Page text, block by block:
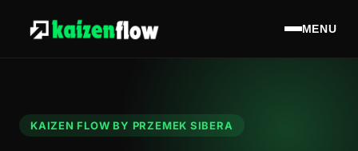
MENU
KAIZEN FLOW BY PRZEMEK SIBERA